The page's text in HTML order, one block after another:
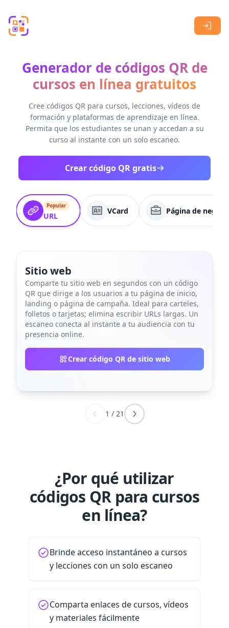
Generador de códigos QR de
cursos en línea gratuitos
Cree códigos QR para cursos, lecciones, vídeos de
formación y plataformas de aprendizaje en línea.
Permita que los estudiantes se unan y accedan a su
curso al instante con un solo escaneo.
Crear código QR gratis
Popular
URL
VCard Página de
Sitio web
Comparte tu sitio web en segundos con un código
QR que dirige a los usuarios a tu página de inicio,
landing o página de campaña. Ideal para carteles,
folletos o tarjetas; elimina escribir URLs largas. Un
escaneo conecta al instante a tu audiencia con tu
presencia online.
Crear código QR de sitio web
1 / 21
¿Por qué utilizar
códigos QR para cursos
en línea?
Brinde acceso instantáneo a cursos
y lecciones con un solo escaneo
Comparta enlaces de cursos, vídeos
y materiales fácilmente